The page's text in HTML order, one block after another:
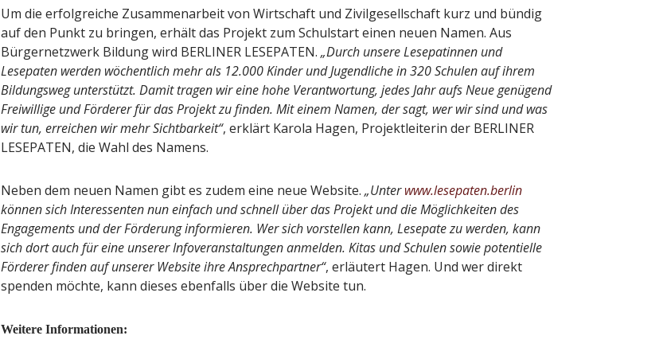
Um die erfolgreiche Zusammenarbeit von Wirtschaft und Zivilgesellschaft kurz und bündig
auf den Punkt zu bringen, erhält das Projekt zum Schulstart einen neuen Namen. Aus
Bürgernetzwerk Bildung wird BERLINER LESEPATEN. „Durch unsere Lesepatinnen und
Lesepaten werden wöchentlich mehr als 12.000 Kinder und Jugendliche in 320 Schulen auf ihrem
Bildungsweg unterstützt. Damit tragen wir eine hohe Verantwortung, jedes Jahr aufs Neue genügend
Freiwillige und Förderer für das Projekt zu finden. Mit einem Namen, der sagt, wer wir sind und was
wir tun, erreichen wir mehr Sichtbarkeit“, erklärt Karola Hagen, Projektleiterin der BERLINER
LESEPATEN, die Wahl des Namens.
Neben dem neuen Namen gibt es zudem eine neue Website. „Unterwww.lesepaten.berlin
können sich Interessenten nun einfach und schnell über das Projekt und die Möglichkeiten des
Engagements und der Förderung informieren. Wer sich vorstellen kann, Lesepate zu werden, kann
sich dort auch für eine unserer Infoveranstaltungen anmelden. Kitas und Schulen sowie potentielle
Förderer finden auf unserer Website ihre Ansprechpartner“, erläutert Hagen. Und wer direkt
spenden möchte, kann dieses ebenfalls über die Website tun.
Weitere Informationen: